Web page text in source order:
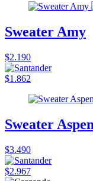
Sweater Amy
$2.190
$1.862
Sweater Aspen
$3.490
$2.967